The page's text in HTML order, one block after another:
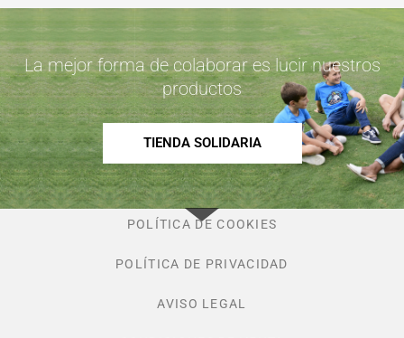
La mejor forma de colaborar es lucir nuestros
productos
TIENDA SOLIDARIA
POLÍTICA DE COOKIES
POLÍTICA DE PRIVACIDAD
AVISO LEGAL